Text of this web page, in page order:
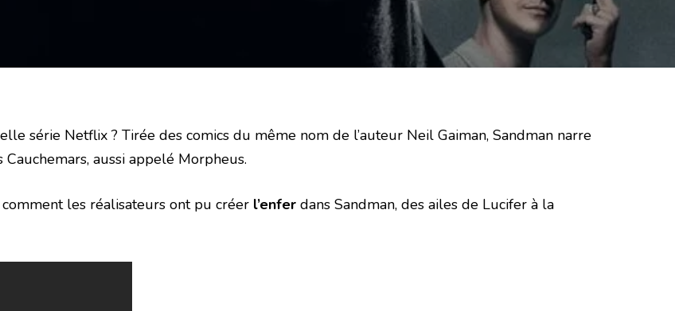
série Netflix ? Tirée des comics du même nom de l’auteur Neil Gaiman, Sandman narre
aussi appelé Morpheus.
les réalisateurs ont pu créer l’enfer dans Sandman, des ailes de Lucifer à la